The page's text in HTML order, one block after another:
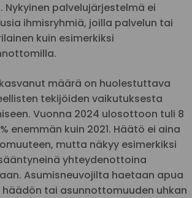
palvelujärjestelmä ei
ihmisryhmiä, joilla palvelun tai
kuin esimerkiksi
määrä on huolestuttava
tekijöiden vaikutuksesta
Vuonna 2024 ulosottoon tuli 8
enemmän kuin 2021. Häätö ei aina
mutta näkyy esimerkiksi
yhteydenottoina
Asumisneuvojilta haetaan apua
häädön tai asunnottomuuden uhkan